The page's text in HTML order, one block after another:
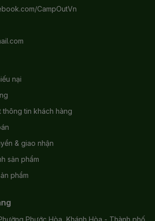
CampOutVn
nại
thông tin khách hàng
& giao nhận
sản phẩm
phẩm
Phước Hòa, Khánh Hòa - Thành phố